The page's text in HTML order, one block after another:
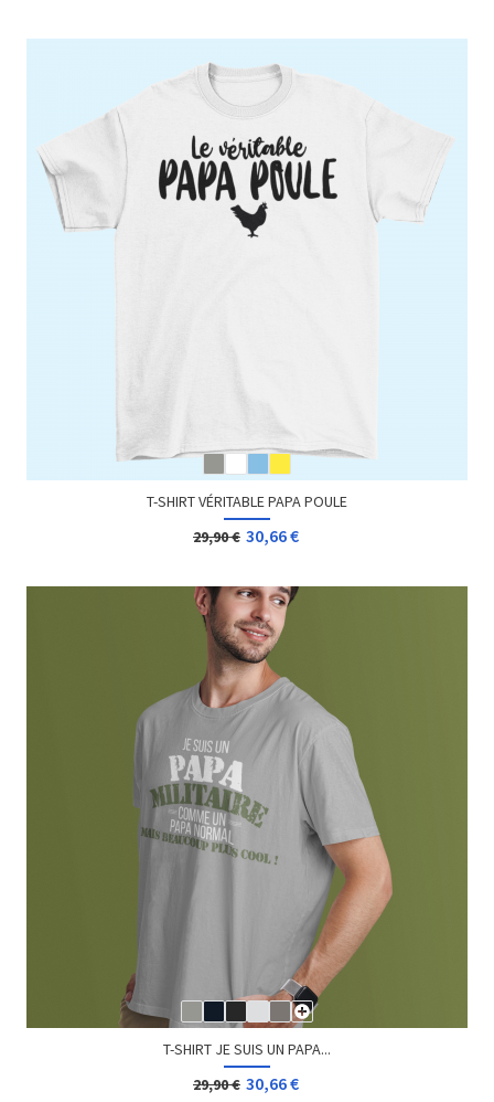
T-SHIRT VÉRITABLE PAPA POULE
29,90 € 30,66 €
T-SHIRT JE SUIS UN PAPA...
29,90 € 30,66 €